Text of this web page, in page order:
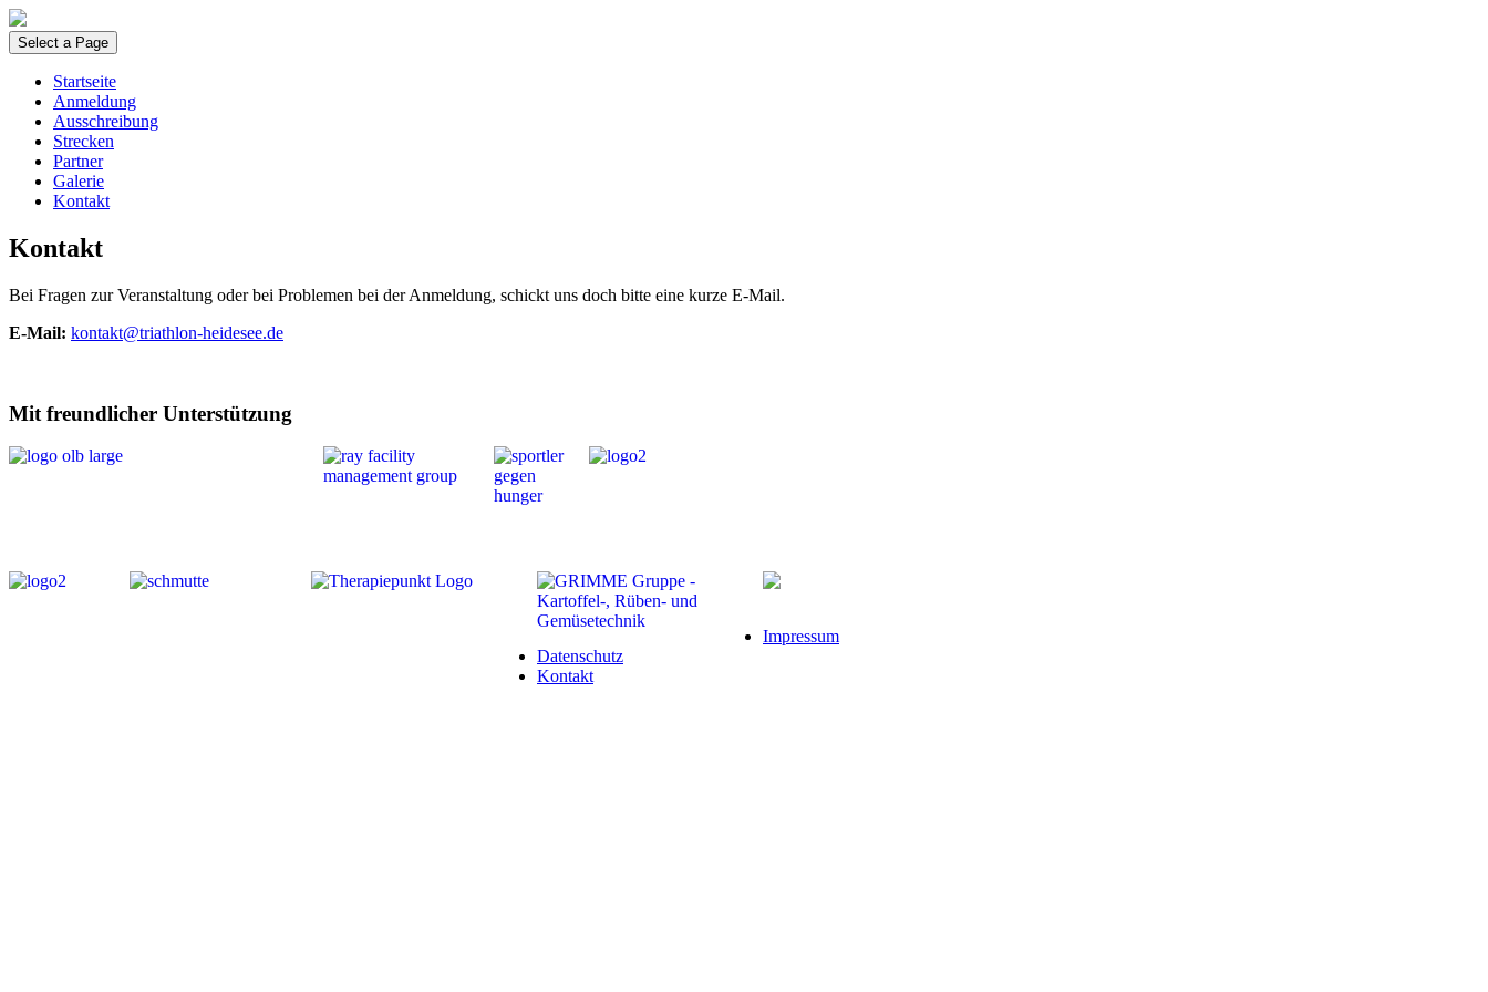
Select a Page
Startseite
Anmeldung
Ausschreibung
Strecken
Partner
Galerie
Kontakt
Kontakt
Bei Fragen zur Veranstaltung oder bei Problemen bei der Anmeldung, schickt uns doch bitte eine kurze E-Mail.
E-Mail: kontakt@triathlon-heidesee.de
Mit freundlicher Unterstützung
Impressum
Datenschutz
Kontakt